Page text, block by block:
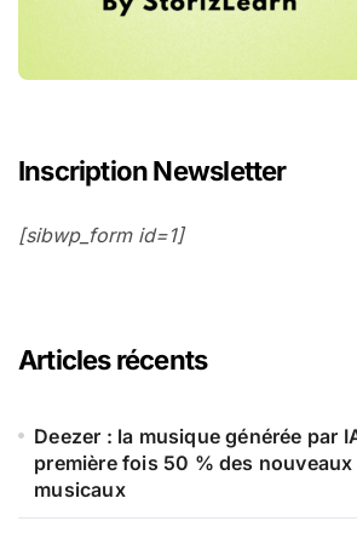
Inscription Newsletter
[sibwp_form id=1]
Articles récents
Deezer : la musique générée par
première fois 50 % des
musicaux